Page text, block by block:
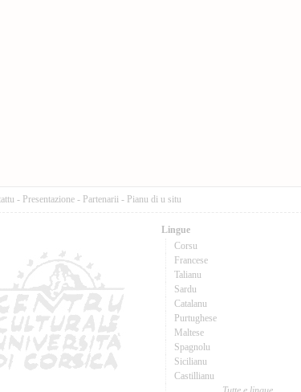
- Presentazione - Partenarii - Pianu di u situ
Lingue
Corsu
Francese
Talianu
Sardu
Catalanu
Purtughese
Maltese
Spagnolu
Sicilianu
Castillianu